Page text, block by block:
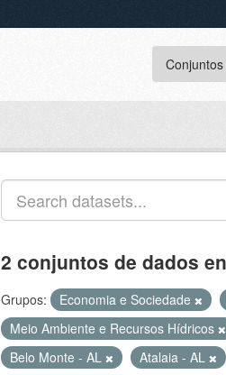
2 conjuntos de dados
Grupos: Economia e Sociedade
Meio Ambiente e Recursos Hídricos
Belo Monte - AL
Atalaia - AL